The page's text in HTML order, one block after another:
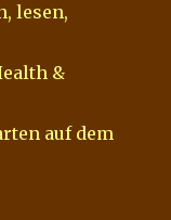
lesen,
&
auf dem